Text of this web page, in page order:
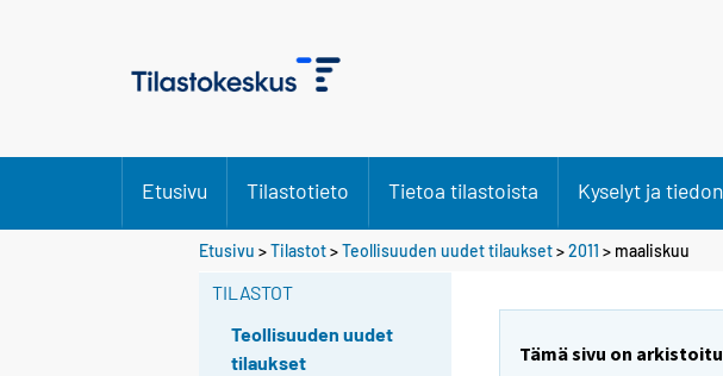
Etusivu Tilastotieto Tietoa tilastoista Kyselyt ja
Etusivu >Tilastot>Teollisuuden uudet tilaukset>2011 > maaliskuu
TILASTOT
Teollisuuden uudet
tilaukset
Tämä sivu on